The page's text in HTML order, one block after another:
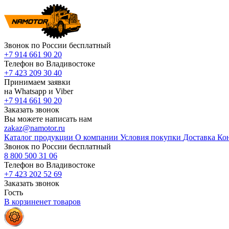
Звонок по России бесплатный
+7 914 661 90 20
Телефон во Владивостоке
+7 423 209 30 40
Принимаем заявки
на Whatsapp и Viber
+7 914 661 90 20
Заказать звонок
Вы можете написать нам
zakaz@namotor.ru
Каталог продукции О компании Условия покупки Доставка
Звонок по России бесплатный
8 800 500 31 06
Телефон во Владивостоке
+7 423 202 52 69
Заказать звонок
Гость
В корзиненет товаров